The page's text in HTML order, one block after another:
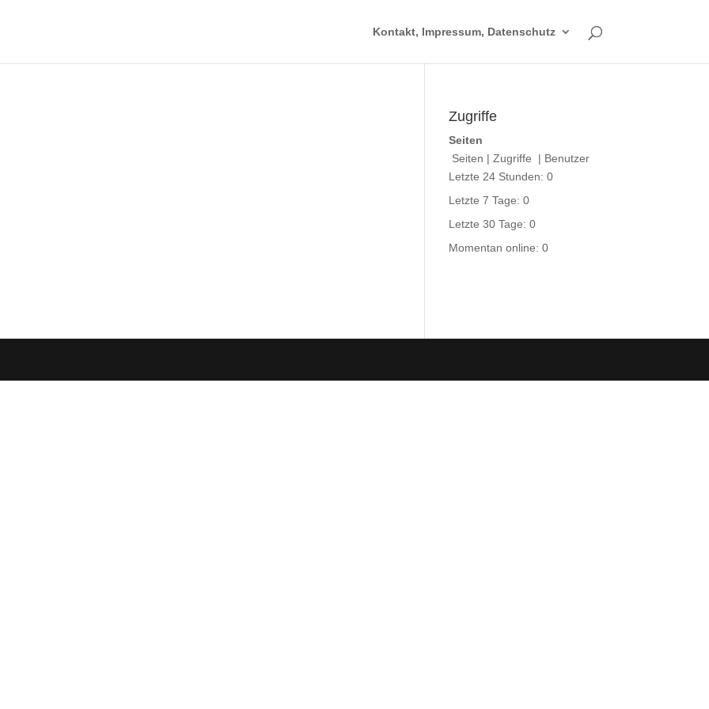
Kontakt, Impressum, Datenschutz
Zugriffe
Seiten
Seiten | Zugriffe | Benutzer
Letzte 24 Stunden:0
Letzte 7 Tage:0
Letzte 30 Tage:0
Momentan online: 0